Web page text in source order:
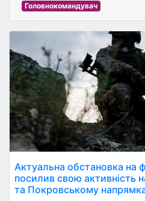
Головнокомандувач
Актуальна обстановка на
посилив свою активність
та Покровському